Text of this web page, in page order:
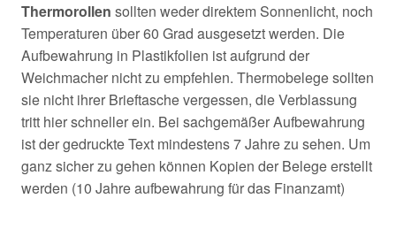
Thermorollen sollten weder direktem Sonnenlicht, noch
Temperaturen über 60 Grad ausgesetzt werden. Die
Aufbewahrung in Plastikfolien ist aufgrund der
Weichmacher nicht zu empfehlen. Thermobelege sollten
sie nicht ihrer Brieftasche vergessen, die Verblassung
tritt hier schneller ein. Bei sachgemäßer Aufbewahrung
ist der gedruckte Text mindestens 7 Jahre zu sehen. Um
ganz sicher zu gehen können Kopien der Belege erstellt
werden (10 Jahre aufbewahrung für das Finanzamt)